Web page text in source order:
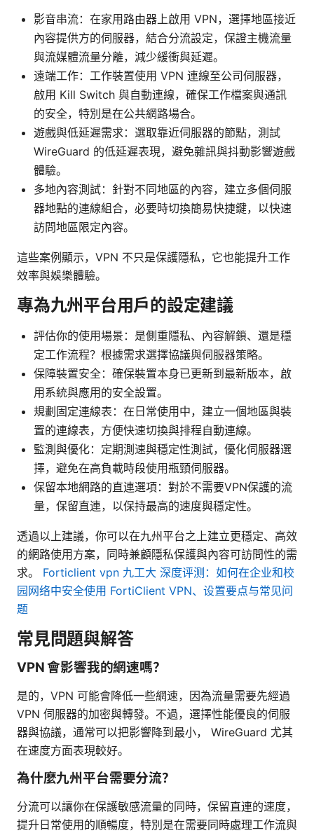
影音串流：在家用路由器上啟用 VPN，選擇地區接近
內容提供方的伺服器，結合分流設定，保證主機流量
與流媒體流量分離，減少緩衝與延遲。
遠端工作：工作裝置使用 VPN 連線至公司伺服器，
啟用 Kill Switch 與自動連線，確保工作檔案與通訊
的安全，特別是在公共網路場合。
遊戲與低延遲需求：選取靠近伺服器的節點，測試
WireGuard 的低延遲表現，避免雜訊與抖動影響遊戲
體驗。
多地內容測試：針對不同地區的內容，建立多個伺服
器地點的連線組合，必要時切換簡易快捷鍵，以快速
訪問地區限定內容。
這些案例顯示，VPN 不只是保護隱私，它也能提升工作
效率與娛樂體驗。
專為九州平台用戶的設定建議
評估你的使用場景：是側重隱私、內容解鎖、還是穩
定工作流程？根據需求選擇協議與伺服器策略。
保障裝置安全：確保裝置本身已更新到最新版本，啟
用系統與應用的安全設置。
規劃固定連線表：在日常使用中，建立一個地區與裝
置的連線表，方便快速切換與排程自動連線。
監測與優化：定期測速與穩定性測試，優化伺服器選
擇，避免在高負載時段使用瓶頸伺服器。
保留本地網路的直連選項：對於不需要VPN保護的流
量，保留直連，以保持最高的速度與穩定性。
透過以上建議，你可以在九州平台之上建立更穩定、高效
的網路使用方案，同時兼顧隱私保護與內容可訪問性的需
求。 Forticlient vpn 九工大 深度评测：如何在企业和校
园网络中安全使用 FortiClient VPN、设置要点与常见问
题
常見問題與解答
VPN 會影響我的網速嗎？
是的，VPN 可能會降低一些網速，因為流量需要先經過
VPN 伺服器的加密與轉發。不過，選擇性能優良的伺服
器與協議，通常可以把影響降到最小， WireGuard 尤其
在速度方面表現較好。
為什麼九州平台需要分流？
分流可以讓你在保護敏感流量的同時，保留直連的速度，
提升日常使用的順暢度，特別是在需要同時處理工作流與